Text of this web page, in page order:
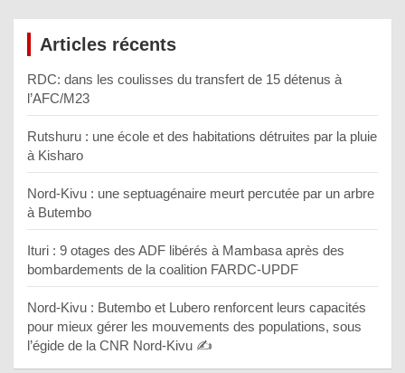
Articles récents
RDC: dans les coulisses du transfert de 15 détenus à
l’AFC/M23
Rutshuru : une école et des habitations détruites par la pluie
à Kisharo
Nord-Kivu : une septuagénaire meurt percutée par un arbre
à Butembo
Ituri : 9 otages des ADF libérés à Mambasa après des
bombardements de la coalition FARDC-UPDF
Nord-Kivu : Butembo et Lubero renforcent leurs capacités
pour mieux gérer les mouvements des populations, sous
l’égide de la CNR Nord-Kivu ✍️